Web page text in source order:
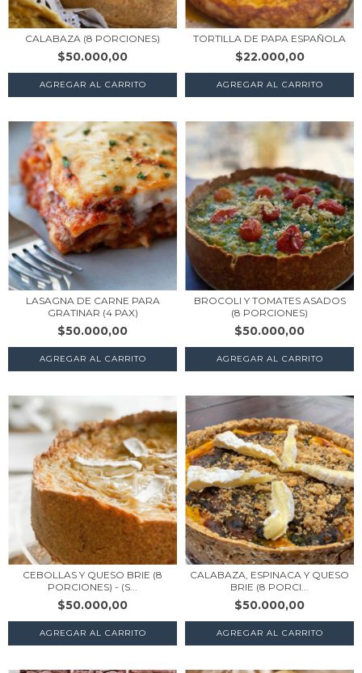
CALABAZA (8 PORCIONES)
$50.000,00
AGREGAR AL CARRITO
TORTILLA DE PAPA ESPAÑOLA
$22.000,00
LASAGNA DE CARNE PARA
GRATINAR (4 PAX)
$50.000,00
BROCOLI Y TOMATES ASADOS
(8 PORCIONES)
$50.000,00
AGREGAR AL CARRITO
CEBOLLAS Y QUESO BRIE (8
PORCIONES) - (S...
$50.000,00
AGREGAR AL CARRITO
CALABAZA, ESPINACA Y QUESO
BRIE (8 PORCI...
$50.000,00
AGREGAR AL CARRITO